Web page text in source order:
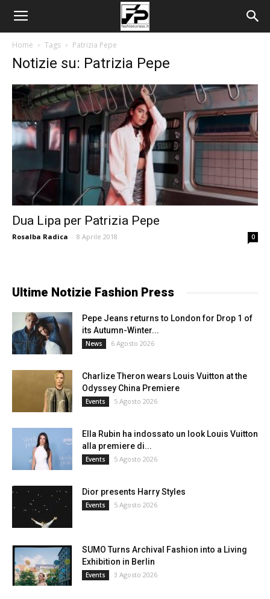
Home Tags Patrizia Pepe
Notizie su: Patrizia Pepe
Dua Lipa per Patrizia Pepe
Rosalba Radica - 8 Aprile 2018 0
Ultime Notizie Fashion Press
Pepe Jeans returns to London for Drop 1 of
its Autumn-Winter...
News 6 Agosto 2026
Charlize Theron wears Louis Vuitton at the
Odyssey China Premiere
Events 5 Agosto 2026
Ella Rubin ha indossato un look Louis Vuitton
alla premiere di...
Events 5 Agosto 2026
Dior presents Harry Styles
Events 5 Agosto 2026
SUMO Turns Archival Fashion into a Living
Exhibition in Berlin
Events 3 Agosto 2026